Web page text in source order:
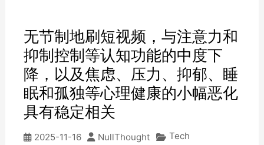
无节制地刷短视频，与注意力和
抑制控制等认知功能的中度下
降，以及焦虑、压力、抑郁、睡
眠和孤独等心理健康的小幅恶化
具有稳定相关
2025-11-16 NullThought
Tech